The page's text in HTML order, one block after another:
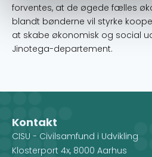
forventes, at de øgede fælles
blandt bønderne vil styrke
at skabe økonomisk og social
Jinotega-departement.
Kontakt
CISU - Civilsamfund i Udvikling
Klosterport 4x, 8000 Aarhus